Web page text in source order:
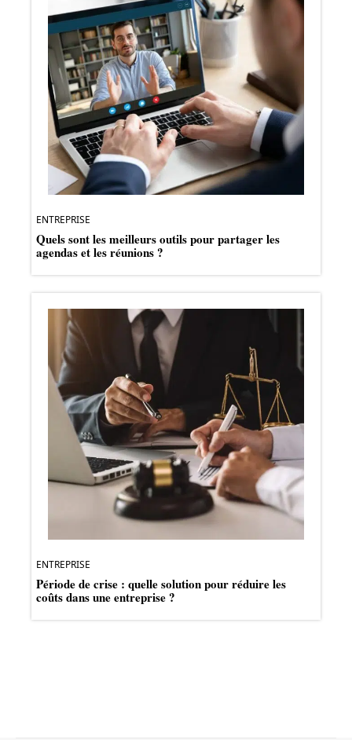
ENTREPRISE
Quels sont les meilleurs outils pour partager les
agendas et les réunions ?
ENTREPRISE
Période de crise : quelle solution pour réduire les
coûts dans une entreprise ?